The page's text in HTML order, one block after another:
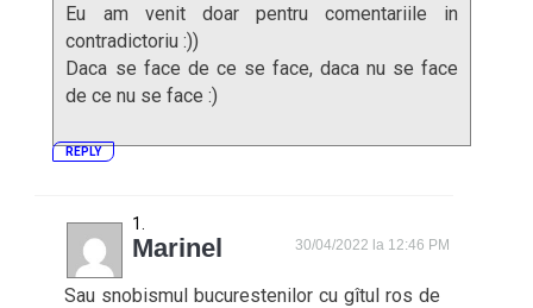
Eu am venit doar pentru comentariile in
contradictoriu :))
Daca se face de ce se face, daca nu se face
de ce nu se face :)
REPLY
Marinel 30/04/2022 la 12:46 PM
Sau snobismul bucurestenilor cu gîtul ros de